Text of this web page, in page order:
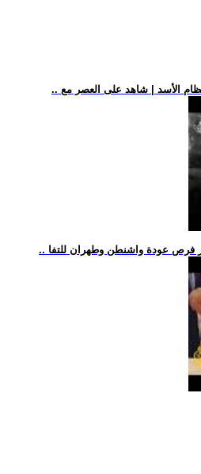
الأسد | شاهد على العصر مع
فرص عودة واشنطن وطهران للتفا